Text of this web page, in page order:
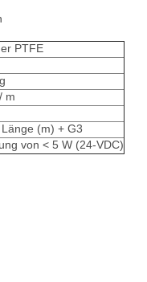
PTFE
m
(m) + G3
von < 5 W (24-VDC)